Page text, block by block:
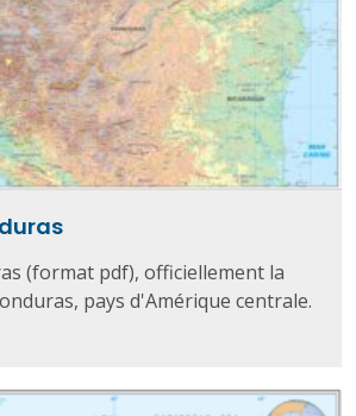
(format pdf), officiellement la
pays d'Amérique centrale.